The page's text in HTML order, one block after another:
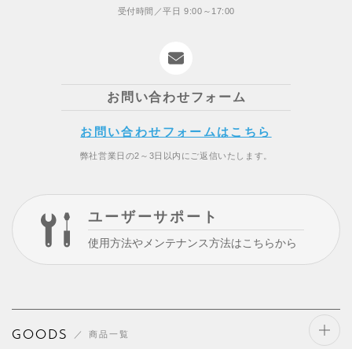
受付時間／平日 9:00～17:00
お問い合わせフォーム
お問い合わせフォームはこちら
弊社営業日の2～3日以内にご返信いたします。
ユーザーサポート
使用方法やメンテナンス方法はこちらから
GOODS 商品一覧